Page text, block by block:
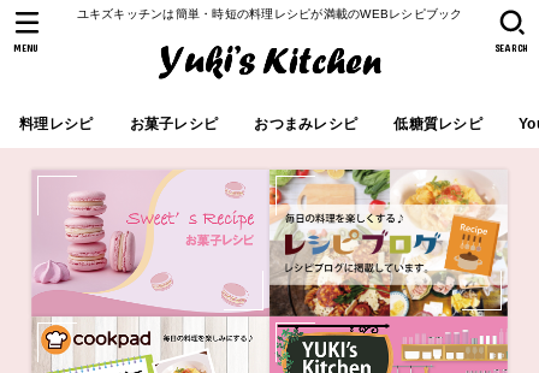
ユキズキッチンは簡単・時短の料理レシピが満載のWEBレシピブック
料理レシピ お菓子レシピ おつまみレシピ 低糖質レシピ
SEARCH
MENU